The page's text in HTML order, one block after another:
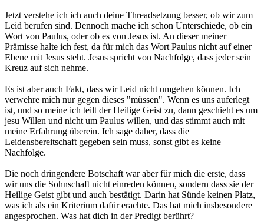
Jetzt verstehe ich ich auch deine Threadsetzung besser, ob wir zum
Leid berufen sind. Dennoch mache ich schon Unterschiede, ob ein
Wort von Paulus, oder ob es von Jesus ist. An dieser meiner
Prämisse halte ich fest, da für mich das Wort Paulus nicht auf einer
Ebene mit Jesus steht. Jesus spricht von Nachfolge, dass jeder sein
Kreuz auf sich nehme.
Es ist aber auch Fakt, dass wir Leid nicht umgehen können. Ich
verwehre mich nur gegen dieses "müssen". Wenn es uns auferlegt
ist, und so meine ich teilt der Heilige Geist zu, dann geschieht es um
jesu Willen und nicht um Paulus willen, und das stimmt auch mit
meine Erfahrung überein. Ich sage daher, dass die
Leidensbereitschaft gegeben sein muss, sonst gibt es keine
Nachfolge.
Die noch dringendere Botschaft war aber für mich die erste, dass
wir uns die Sohnschaft nicht einreden können, sondern dass sie der
Heilige Geist gibt und auch bestätigt. Darin hat Sünde keinen Platz,
was ich als ein Kriterium dafür erachte. Das hat mich insbesondere
angesprochen. Was hat dich in der Predigt berührt?